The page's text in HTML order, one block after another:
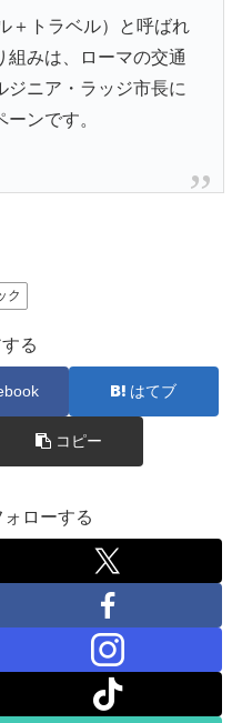
- virginiaraggim5s on July 28,
“mangia plastica” in azione.
＋トラベル）と呼ばれ
組みは、ローマの交通
ジニア・ラッジ市長に
ンです。
ク
る
はてブ
コピー
ローする